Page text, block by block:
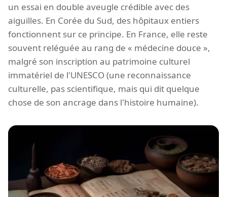
un essai en double aveugle crédible avec des
aiguilles. En Corée du Sud, des hôpitaux entiers
fonctionnent sur ce principe. En France, elle reste
souvent reléguée au rang de « médecine douce »,
malgré son inscription au patrimoine culturel
immatériel de l'UNESCO (une reconnaissance
culturelle, pas scientifique, mais qui dit quelque
chose de son ancrage dans l'histoire humaine).